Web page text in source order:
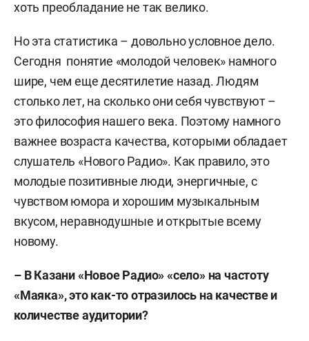
хоть преобладание не так велико.
Но эта статистика – довольно условное дело.
Сегодня понятие «молодой человек» намного
шире, чем еще десятилетие назад. Людям
столько лет, на сколько они себя чувствуют –
это философия нашего века. Поэтому намного
важнее возраста качества, которыми обладает
слушатель «Нового Радио». Как правило, это
молодые позитивные люди, энергичные, с
чувством юмора и хорошим музыкальным
вкусом, неравнодушные и открытые всему
новому.
– В Казани «Новое Радио» «село» на частоту
«Маяка», это как-то отразилось на качестве и
количестве аудитории?